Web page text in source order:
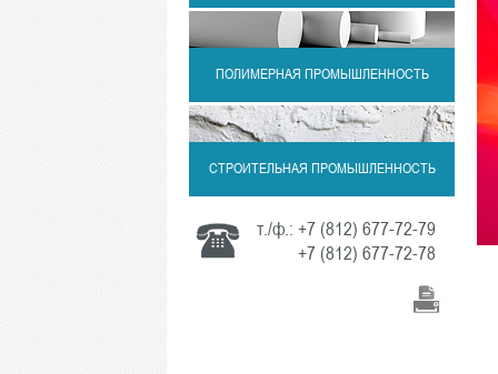
ПОЛИМЕРНАЯ ПРОМЫШЛЕННОСТЬ
СТРОИТЕЛЬНАЯ ПРОМЫШЛЕННОСТЬ
т./ф.: +7 (812) 677-72-79
+7 (812) 677-72-78